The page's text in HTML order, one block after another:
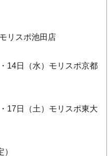
リスポ池田店
14日（水）モリスポ京都
17日（土）モリスポ東大